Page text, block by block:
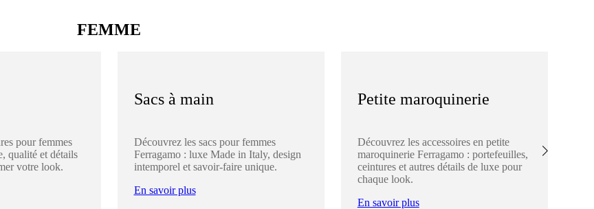
FEMME
pour femmes
qualité et détails
votre look.
Sacs à main
Découvrez les sacs pour femmes
Ferragamo : luxe Made in Italy, design
intemporel et savoir-faire unique.
En savoir plus
Petite maroquinerie
Découvrez les accessoires en petite
maroquinerie Ferragamo : portefeuilles,
ceintures et autres détails de luxe pour
chaque look.
En savoir plus